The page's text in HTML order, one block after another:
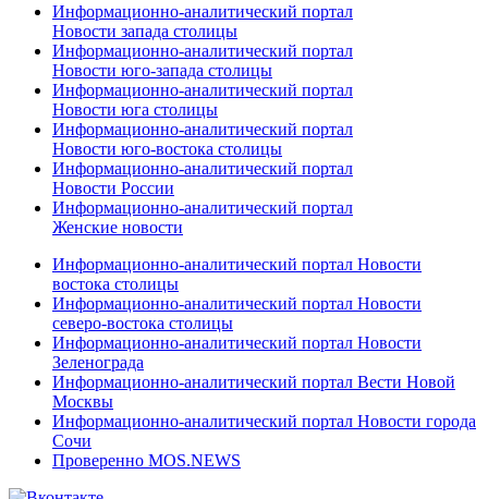
Информационно-аналитический портал
Новости запада столицы
Информационно-аналитический портал
Новости юго-запада столицы
Информационно-аналитический портал
Новости юга столицы
Информационно-аналитический портал
Новости юго-востока столицы
Информационно-аналитический портал
Новости России
Информационно-аналитический портал
Женские новости
Информационно-аналитический портал Новости
востока столицы
Информационно-аналитический портал Новости
северо-востока столицы
Информационно-аналитический портал Новости
Зеленограда
Информационно-аналитический портал Вести Новой
Москвы
Информационно-аналитический портал Новости города
Сочи
Проверенно MOS.NEWS